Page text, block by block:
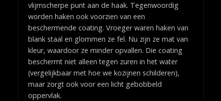
vlijmscherpe punt aan de haak. Tegenwoordig
worden haken ook voorzien van een
beschermende coating. Vroeger waren haken van
blank staal en glommen ze fel. Nu zijn ze mat van
kleur, waardoor ze minder opvallen. Die coating
beschermt niet alleen tegen zuren in het water
(vergelijkbaar met hoe we kozijnen schilderen),
maar zorgt ook voor een licht gebobbeld
oppervlak.